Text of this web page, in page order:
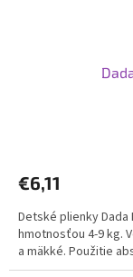
je
z
5
hviezdičiek.
€6,11
Detské plienky
hmotnosťou 4-9 kg.
a mäkké. Použitie